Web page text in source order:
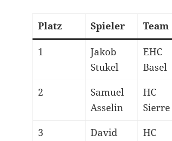
Platz Spieler Team
1
Jakob
Stukel
EHC
Basel
2
Samuel
Asselin
HC
Sierre
3 David HC